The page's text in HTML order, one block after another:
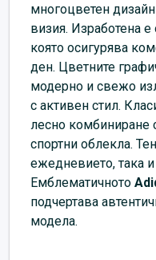
многоцветен
визия. Изработена
която осигурява
ден. Цветните
модерно и свежо
с активен стил.
лесно комбиниране
спортни облекла.
ежедневието, така
Емблематичното
подчертава
модела.